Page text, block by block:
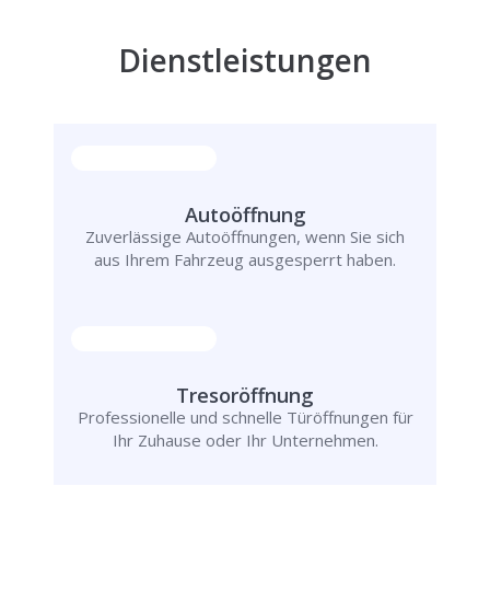
Dienstleistungen
Autoöffnung
Zuverlässige Autoöffnungen, wenn Sie sich
aus Ihrem Fahrzeug ausgesperrt haben.
Tresoröffnung
Professionelle und schnelle Türöffnungen für
Ihr Zuhause oder Ihr Unternehmen.